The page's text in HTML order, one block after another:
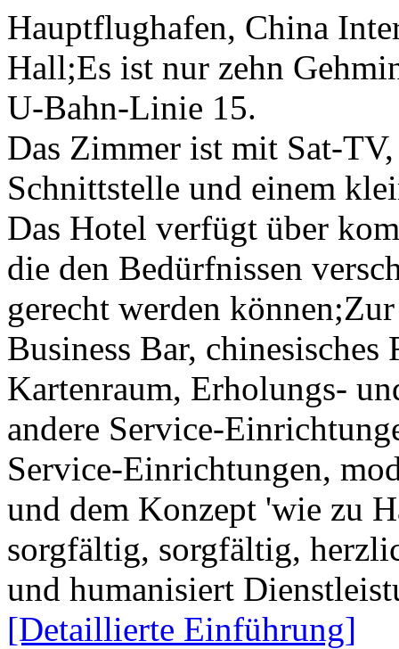
Hauptflughafen, China
Hall;Es ist nur zehn
U-Bahn-Linie 15.
Das Zimmer ist mit Sat-
Schnittstelle und einem
Das Hotel verfügt über
die den Bedürfnissen
gerecht werden
Business Bar, chinesisches
Kartenraum, Erholungs-
andere Service-
Service-Einrichtungen,
und dem Konzept 'wie zu
sorgfältig, sorgfältig,
und humanisiert
[Detaillierte Einführung]